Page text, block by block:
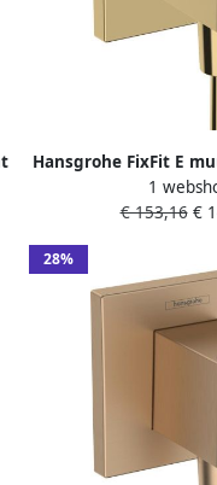
Hansgrohe FixFit E
met
Optic
1
€ 153,16€
28%